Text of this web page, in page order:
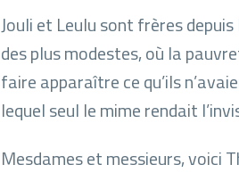
Jouli et Leulu sont frères
des plus modestes, où la
faire apparaître ce qu’ils
lequel seul le mime rendait
Mesdames et messieurs, voici